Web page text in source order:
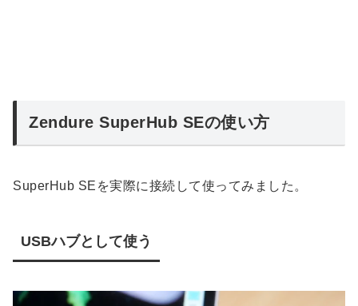
Zendure SuperHub SEの使い方
SuperHub SEを実際に接続して使ってみました。
USBハブとして使う